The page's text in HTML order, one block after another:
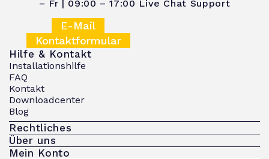
– Fr | 09:00 – 17:00 Live Chat Support
E-Mail
Kontaktformular
Hilfe & Kontakt
Installationshilfe
FAQ
Kontakt
Downloadcenter
Blog
Rechtliches
Über uns
Mein Konto